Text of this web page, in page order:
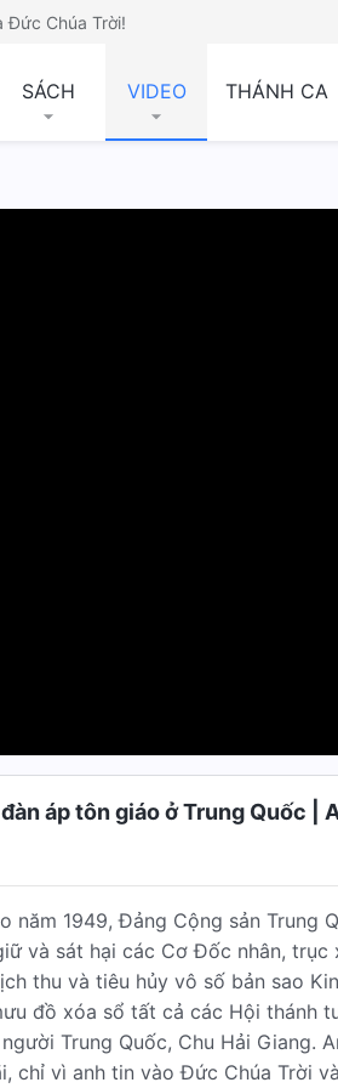
Đức Chúa Trời!
SÁCH VIDEO THÁNH CA
áp tôn giáo ở Trung Quốc |
năm 1949, Đảng Cộng sản Trung
và sát hại các Cơ Đốc nhân, trục
thu và tiêu hủy vô số bản sao
đồ xóa sổ tất cả các Hội thánh
Trung Quốc, Chu Hải Giang.
vì anh tin vào Đức Chúa Trời